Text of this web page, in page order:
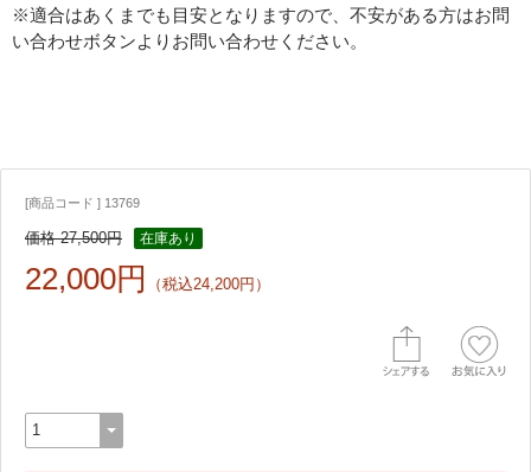
※適合はあくまでも目安となりますので、不安がある方はお問
い合わせボタンよりお問い合わせください。
[商品コード ] 13769
価格 27,500円 在庫あり
22,000円 （税込24,200円）